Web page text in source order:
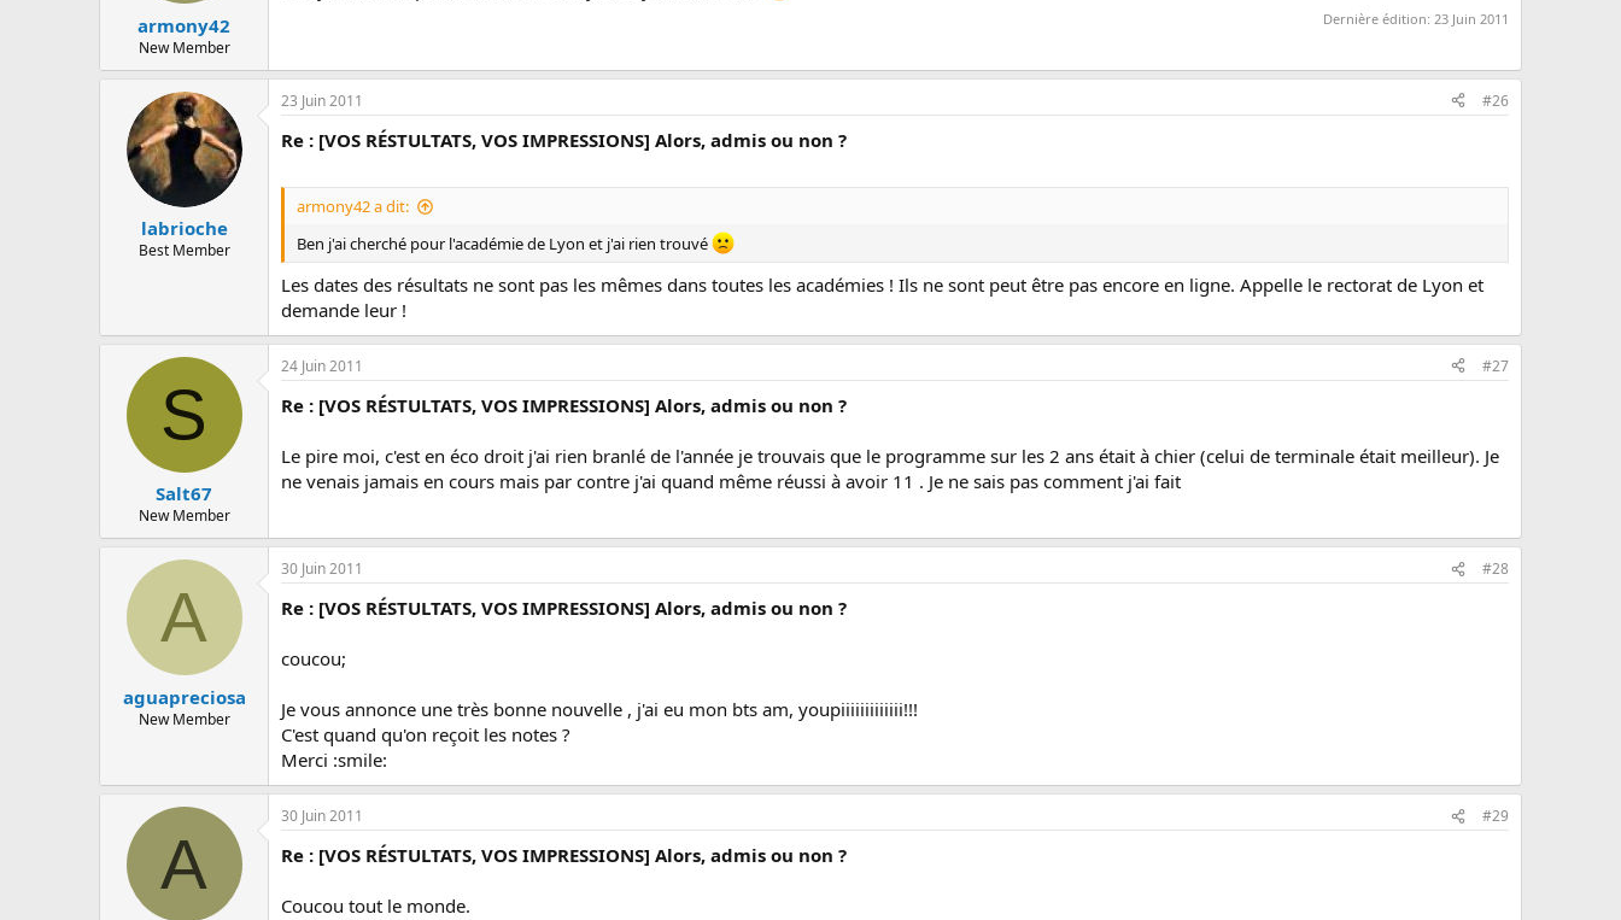
armony42
New Member
Dernière édition: 23 Juin 2011
labrioche
Best Member
23 Juin 2011 #26
Re : [VOS RÉSTULTATS, VOS IMPRESSIONS] Alors, admis ou non ?
armony42 a dit:
Ben j'ai cherché pour l'académie de Lyon et j'ai rien trouvé
Les dates des résultats ne sont pas les mêmes dans toutes les académies ! Ils ne sont peut être pas encore en ligne. Appelle le rectorat de Lyon et
demande leur !
S
Salt67
New Member
24 Juin 2011 #27
Re : [VOS RÉSTULTATS, VOS IMPRESSIONS] Alors, admis ou non ?
Le pire moi, c'est en éco droit j'ai rien branlé de l'année je trouvais que le programme sur les 2 ans était à chier (celui de terminale était meilleur). Je
ne venais jamais en cours mais par contre j'ai quand même réussi à avoir 11 . Je ne sais pas comment j'ai fait
A
aguapreciosa
New Member
30 Juin 2011 #28
Re : [VOS RÉSTULTATS, VOS IMPRESSIONS] Alors, admis ou non ?
coucou;
Je vous annonce une très bonne nouvelle , j'ai eu mon bts am, youpiiiiiiiiiiiii!!!
C'est quand qu'on reçoit les notes ?
Merci :smile:
A
30 Juin 2011 #29
Re : [VOS RÉSTULTATS, VOS IMPRESSIONS] Alors, admis ou non ?
Coucou tout le monde.